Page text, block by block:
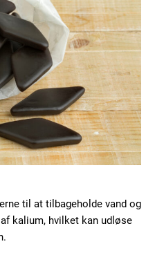
til at tilbageholde vand og
kalium, hvilket kan udløse